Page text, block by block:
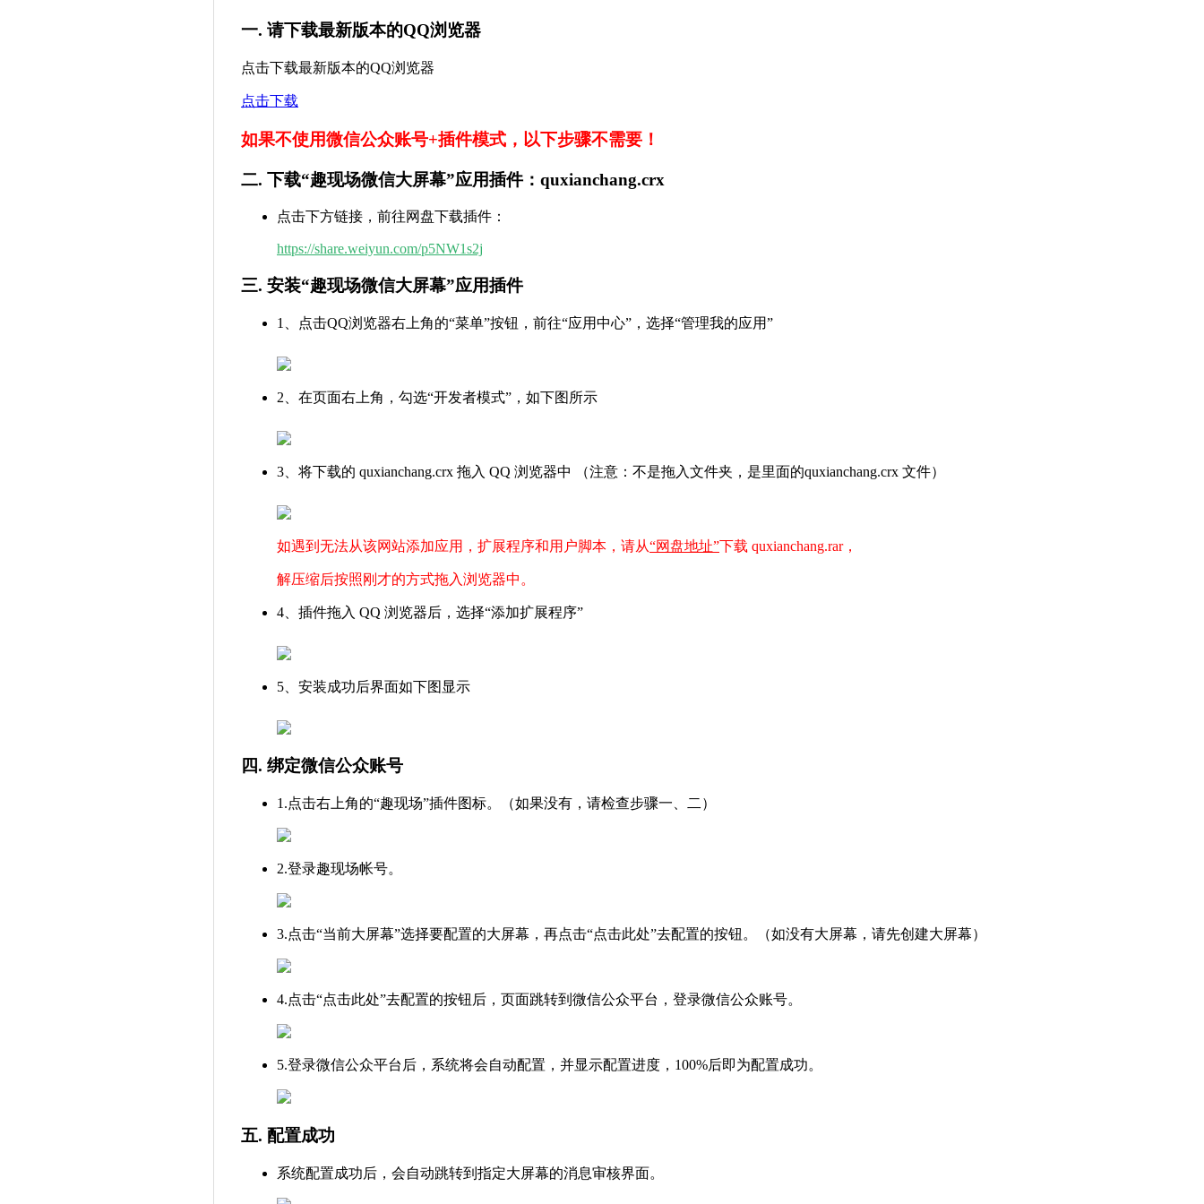
一. 请下载最新版本的QQ浏览器
点击下载最新版本的QQ浏览器
点击下载
如果不使用微信公众账号+插件模式，以下步骤不需要！
二. 下载“趣现场微信大屏幕”应用插件：quxianchang.crx
点击下方链接，前往网盘下载插件：
https://share.weiyun.com/p5NW1s2j
三. 安装“趣现场微信大屏幕”应用插件
1、点击QQ浏览器右上角的“菜单”按钮，前往“应用中心”，选择“管理我的应用”
2、在页面右上角，勾选“开发者模式”，如下图所示
3、将下载的 quxianchang.crx 拖入 QQ 浏览器中 （注意：不是拖入文件夹，是里面的quxianchang.crx 文件）
如遇到无法从该网站添加应用，扩展程序和用户脚本，请从“网盘地址”下载 quxianchang.rar，
解压缩后按照刚才的方式拖入浏览器中。
4、插件拖入 QQ 浏览器后，选择“添加扩展程序”
5、安装成功后界面如下图显示
四. 绑定微信公众账号
1.点击右上角的“趣现场”插件图标。（如果没有，请检查步骤一、二）
2.登录趣现场帐号。
3.点击“当前大屏幕”选择要配置的大屏幕，再点击“点击此处”去配置的按钮。（如没有大屏幕，请先创建大屏幕）
4.点击“点击此处”去配置的按钮后，页面跳转到微信公众平台，登录微信公众账号。
5.登录微信公众平台后，系统将会自动配置，并显示配置进度，100%后即为配置成功。
五. 配置成功
系统配置成功后，会自动跳转到指定大屏幕的消息审核界面。